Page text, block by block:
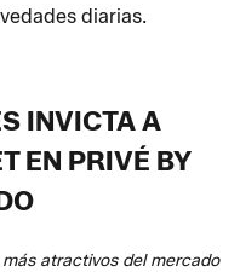
diarias.
INVICTA A
EN PRIVÉ BY
atractivos del mercado